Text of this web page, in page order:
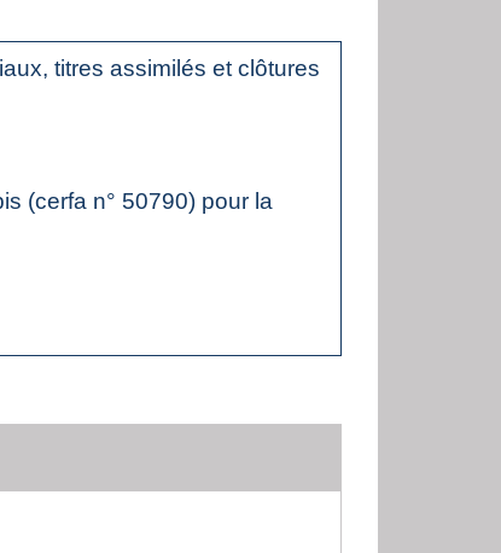
titres assimilés et clôtures
(cerfa n° 50790) pour la